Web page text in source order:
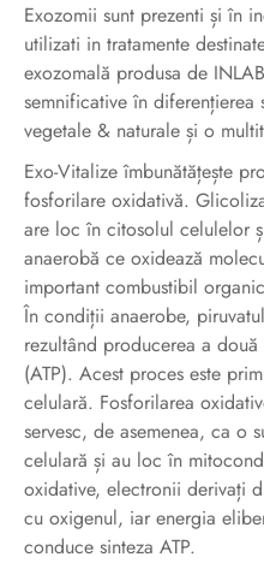
Exozomii sunt prezenti și în
utilizati in tratamente
exozomală produsa de
semnificative în
vegetale & naturale și o
Exo-Vitalize îmbunătățește
fosforilare oxidativă.
are loc în citosolul celulelor
anaerobă ce oxidează
important combustibil
În condiții anaerobe,
rezultând producerea a
(ATP). Acest proces este
celulară. Fosforilarea
servesc, de asemenea, ca o
celulară și au loc în
oxidative, electronii derivați
cu oxigenul, iar energia
conduce sinteza ATP.